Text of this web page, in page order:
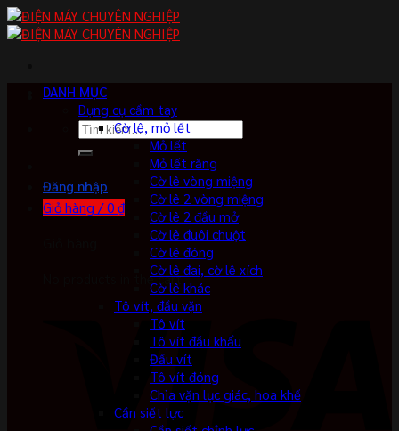
Skip
to
Tìm
kiếm:
Đăng nhập
Giỏ hàng /0 ₫
No products in the cart.
DANH MỤC
Dụng cụ cầm tay
Cờ lê, mỏ lết
Mỏ lết
Mỏ lết răng
Cờ lê vòng miệng
Cờ lê 2 vòng miệng
Cờ lê 2 đầu mở
Cờ lê đuôi chuột
Cờ lê đóng
Cờ lê đai, cờ lê xích
Cờ lê khác
Tô vít, đầu vặn
Tô vít
Tô vít đầu khẩu
Đầu vít
Tô vít đóng
Chìa vặn lục giác, hoa khế
Cần siết lực